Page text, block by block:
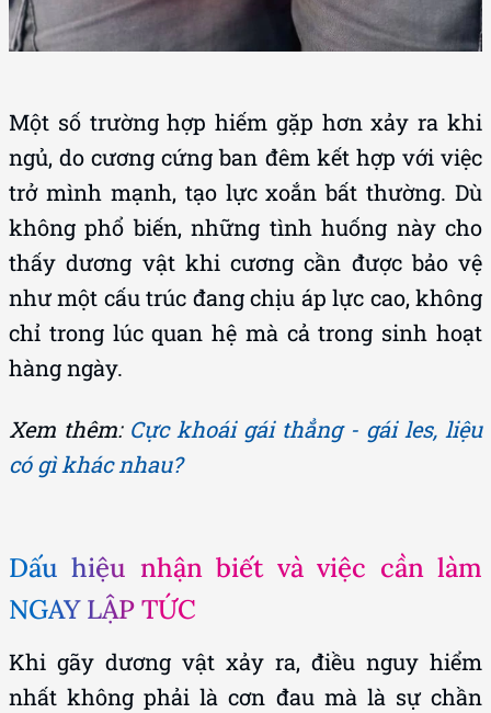
Một số trường hợp hiếm gặp hơn xảy ra khi
ngủ, do cương cứng ban đêm kết hợp với việc
trở mình mạnh, tạo lực xoắn bất thường. Dù
không phổ biến, những tình huống này cho
thấy dương vật khi cương cần được bảo vệ
như một cấu trúc đang chịu áp lực cao, không
chỉ trong lúc quan hệ mà cả trong sinh hoạt
hàng ngày.
Xem thêm: Cực khoái gái thẳng - gái les, liệu
có gì khác nhau?
Dấu hiệu nhận biết và việc cần làm
NGAY LẬP TỨC
Khi gãy dương vật xảy ra, điều nguy hiểm
nhất không phải là cơn đau mà là sự chần